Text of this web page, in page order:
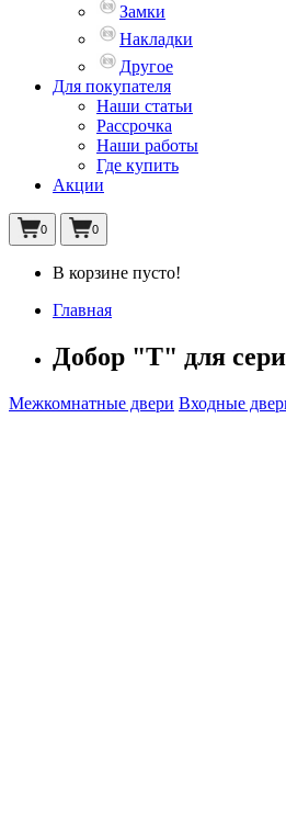
Замки
Накладки
Другое
Для покупателя
Наши статьи
Рассрочка
Наши работы
Где купить
Акции
0 0
В корзине пусто!
Главная
Добор "Т" для
Межкомнатные двери Входные